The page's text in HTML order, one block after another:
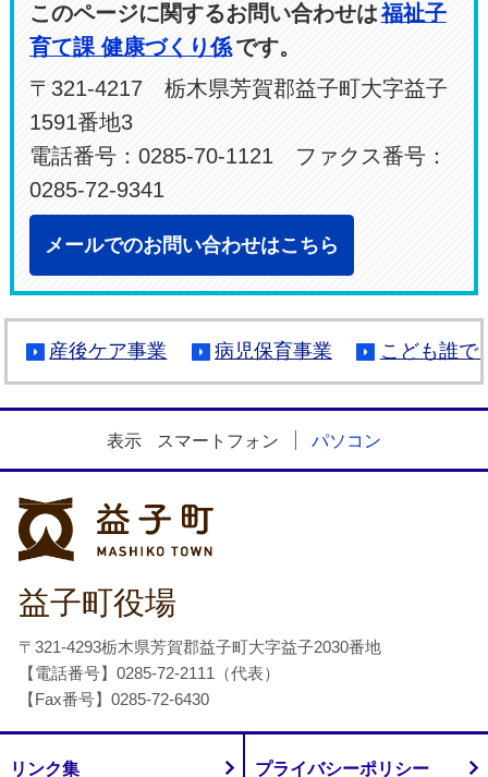
このページに関するお問い合わせは福祉子
育て課 健康づくり係です。
〒321-4217 栃木県芳賀郡益子町大字益子
1591番地3
電話番号：0285-70-1121 ファクス番号：
0285-72-9341
メールでのお問い合わせはこちら
産後ケア事業 病児保育事業 こども誰で
表示 スマートフォン パソコン
益子町役場
〒321-4293栃木県芳賀郡益子町大字益子2030番地
【電話番号】0285-72-2111（代表）
【Fax番号】0285-72-6430
リンク集 プライバシーポリシー